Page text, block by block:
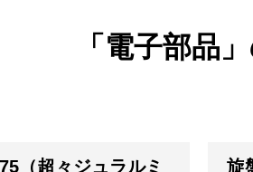
「電子部品
（超々ジュラルミ
旋